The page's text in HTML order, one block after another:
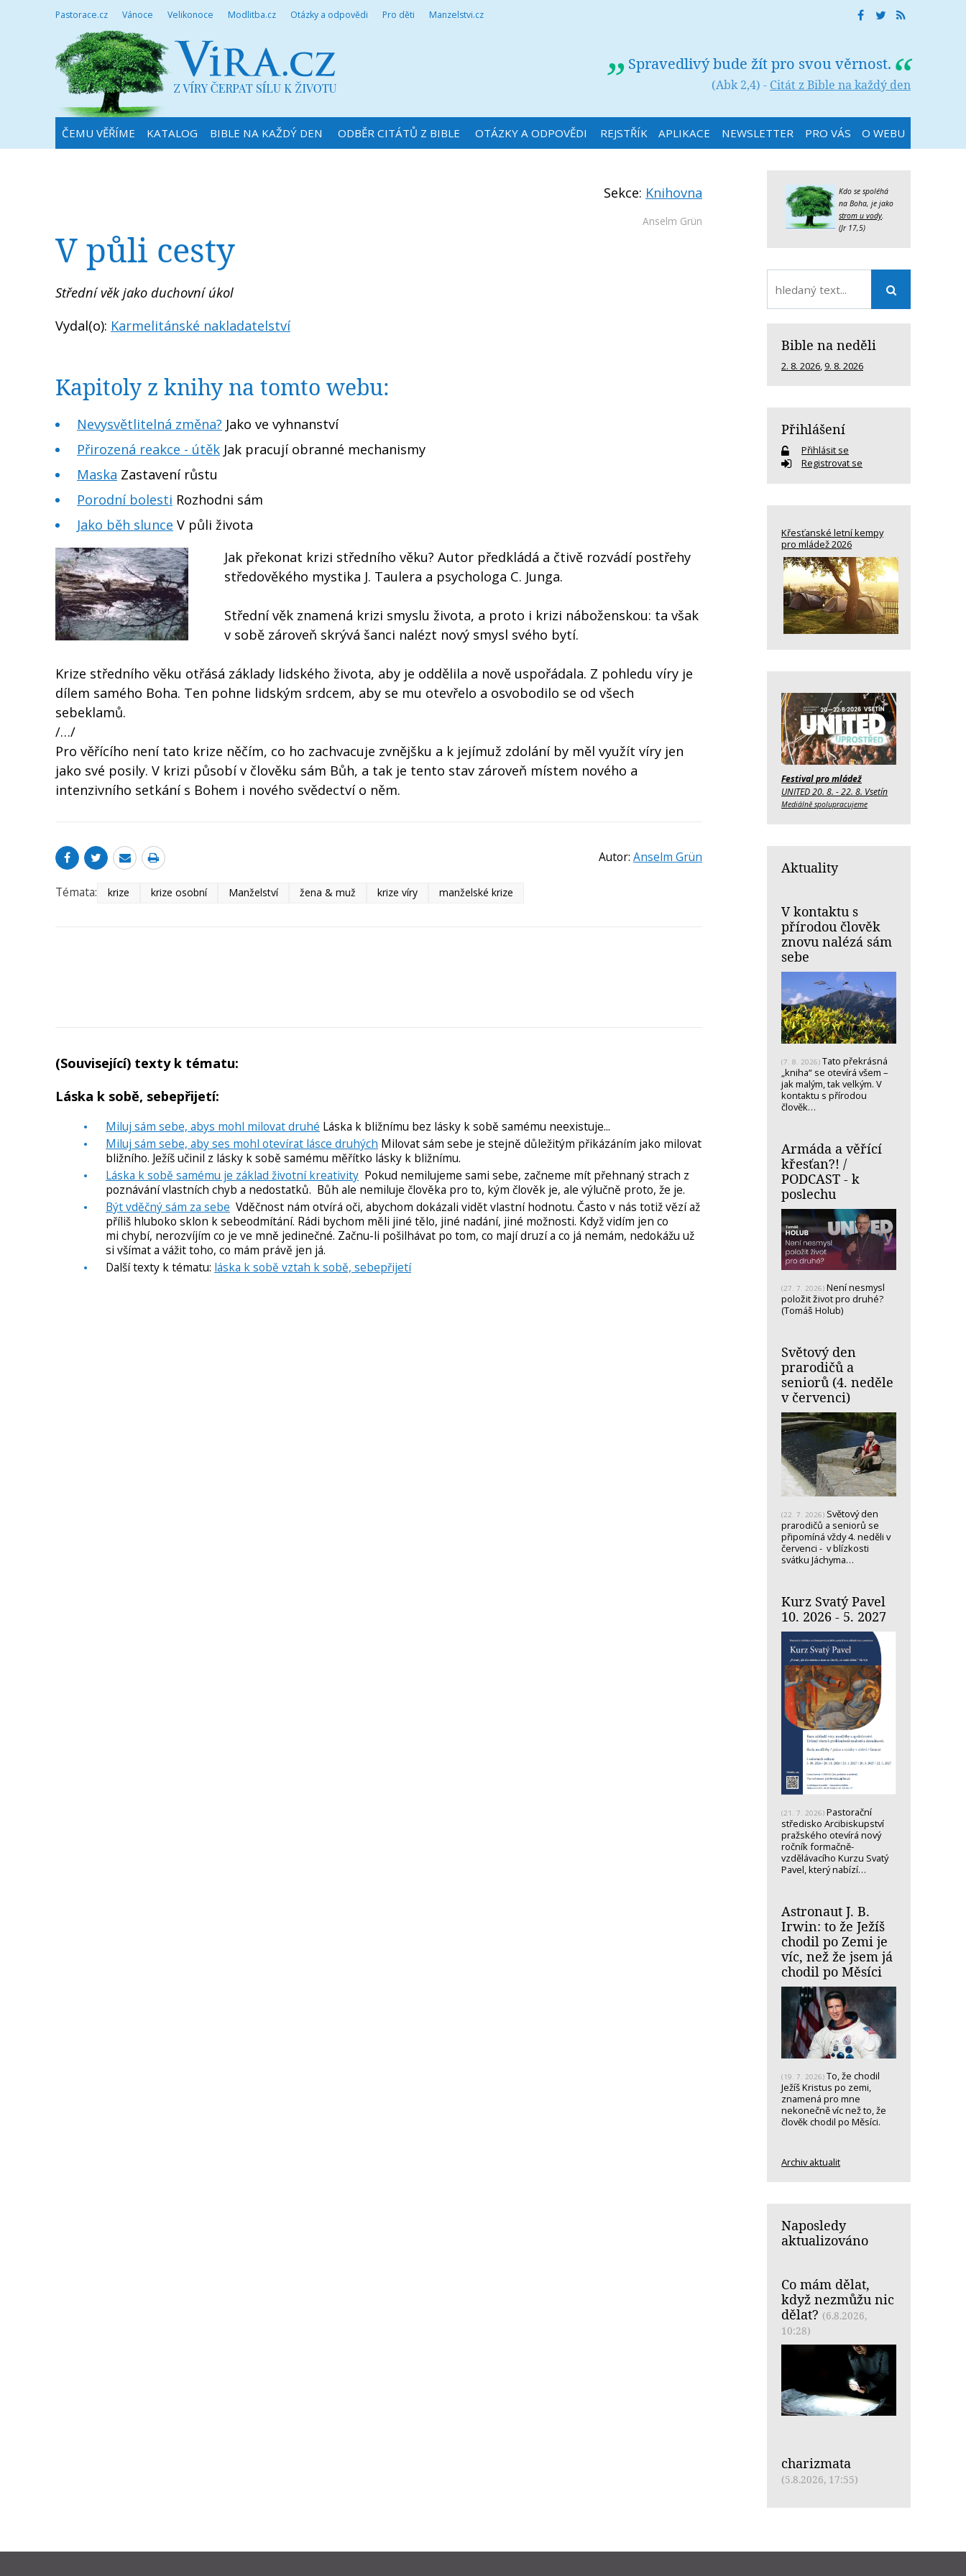
Pastorace.cz Vánoce Velikonoce Modlitba.cz Otázky a odpovědi Pro děti Manzelstvi.cz
Spravedlivý bude žít pro svou věrnost.
(Abk 2,4) - Citát z Bible na každý den
ČEMU VĚŘÍME KATALOG BIBLE NA KAŽDÝ DEN ODBĚR CITÁTŮ Z BIBLE OTÁZKY A ODPOVĚDI REJSTŘÍK APLIKACE NEWSLETTER PRO VÁS O WEBU
Sekce: Knihovna
Anselm Grün
V půli cesty
Střední věk jako duchovní úkol
Vydal(o): Karmelitánské nakladatelství
Kapitoly z knihy na tomto webu:
Nevysvětlitelná změna? Jako ve vyhnanství
Přirozená reakce - útěk Jak pracují obranné mechanismy
Maska Zastavení růstu
Porodní bolesti Rozhodni sám
Jako běh slunce V půli života
Jak překonat krizi středního věku? Autor předkládá a čtivě rozvádí postřehy
středověkého mystika J. Taulera a psychologa C. Junga.
Střední věk znamená krizi smyslu života, a proto i krizi náboženskou: ta však
v sobě zároveň skrývá šanci nalézt nový smysl svého bytí.
Krize středního věku otřásá základy lidského života, aby je oddělila a nově uspořádala. Z pohledu víry je
dílem samého Boha. Ten pohne lidským srdcem, aby se mu otevřelo a osvobodilo se od všech
sebeklamů.
/…/
Pro věřícího není tato krize něčím, co ho zachvacuje zvnějšku a k jejímuž zdolání by měl využít víry jen
jako své posily. V krizi působí v člověku sám Bůh, a tak je tento stav zároveň místem nového a
intenzivního setkání s Bohem i nového svědectví o něm.
Autor: Anselm Grün
Témata: krize krize osobní Manželství žena & muž krize víry manželské krize
(Související) texty k tématu:
Láska k sobě, sebepřijetí:
Miluj sám sebe, abys mohl milovat druhé Láska k bližnímu bez lásky k sobě samému neexistuje...
Miluj sám sebe, aby ses mohl otevírat lásce druhých Milovat sám sebe je stejně důležitým přikázáním jako milovat
bližního. Ježíš učinil z lásky k sobě samému měřítko lásky k bližnímu.
Láska k sobě samému je základ životní kreativity Pokud nemilujeme sami sebe, začneme mít přehnaný strach z
poznávání vlastních chyb a nedostatků. Bůh ale nemiluje člověka pro to, kým člověk je, ale výlučně proto, že je.
Být vděčný sám za sebe Vděčnost nám otvírá oči, abychom dokázali vidět vlastní hodnotu. Často v nás totiž vězí až
příliš hluboko sklon k sebeodmítání. Rádi bychom měli jiné tělo, jiné nadání, jiné možnosti. Když vidím jen co
mi chybí, nerozvíjím co je ve mně jedinečné. Začnu-li pošilhávat po tom, co mají druzí a co já nemám, nedokážu už
si všímat a vážit toho, co mám právě jen já.
Další texty k tématu: láska k sobě vztah k sobě, sebepřijetí
Kdo se spoléhá
na Boha, je jako
strom u vody.
(Jr 17,5)
Bible na neděli
2. 8. 2026, 9. 8. 2026
Přihlášení
Přihlásit se
Registrovat se
Křesťanské letní kempy
pro mládež 2026
Festival pro mládež
UNITED 20. 8. - 22. 8. Vsetín
Mediálně spolupracujeme
Aktuality
V kontaktu s
přírodou člověk
znovu nalézá sám
sebe
(7. 8. 2026) Tato překrásná
„kniha“ se otevírá všem –
jak malým, tak velkým. V
kontaktu s přírodou
člověk…
Armáda a věřící
křesťan?! /
PODCAST - k
poslechu
(27. 7. 2026) Není nesmysl
položit život pro druhé?
(Tomáš Holub)
Světový den
prarodičů a
seniorů (4. neděle
v červenci)
(22. 7. 2026) Světový den
prarodičů a seniorů se
připomíná vždy 4. neděli v
červenci - v blízkosti
svátku Jáchyma…
Kurz Svatý Pavel
10. 2026 - 5. 2027
(21. 7. 2026) Pastorační
středisko Arcibiskupství
pražského otevírá nový
ročník formačně-
vzdělávacího Kurzu Svatý
Pavel, který nabízí…
Astronaut J. B.
Irwin: to že Ježíš
chodil po Zemi je
víc, než že jsem já
chodil po Měsíci
(19. 7. 2026) To, že chodil
Ježíš Kristus po zemi,
znamená pro mne
nekonečně víc než to, že
člověk chodil po Měsíci.
Archiv aktualit
Naposledy
aktualizováno
Co mám dělat,
když nezmůžu nic
dělat? (6.8.2026,
10:28)
charizmata
(5.8.2026, 17:55)